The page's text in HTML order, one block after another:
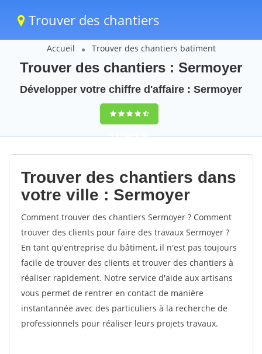
Trouver des chantiers
Accueil Trouver des chantiers batiment
Trouver des chantiers : Sermoyer
Développer votre chiffre d'affaire : Sermoyer
9,5(100%)38
votes
Trouver des chantiers dans
votre ville : Sermoyer
Comment trouver des chantiers Sermoyer ? Comment
trouver des clients pour faire des travaux Sermoyer ?
En tant qu'entreprise du bâtiment, il n'est pas toujours
facile de trouver des clients et trouver des chantiers à
réaliser rapidement. Notre service d'aide aux artisans
vous permet de rentrer en contact de manière
instantannée avec des particuliers à la recherche de
professionnels pour réaliser leurs projets travaux.